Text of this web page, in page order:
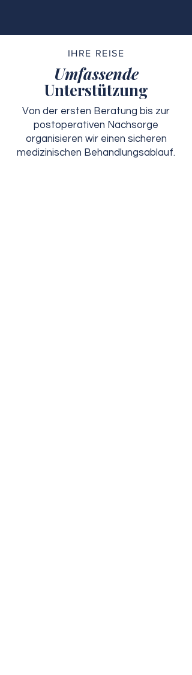
IHRE REISE
Umfassende
Unterstützung
Von der ersten Beratung bis zur
postoperativen Nachsorge
organisieren wir einen sicheren
medizinischen Behandlungsablauf.